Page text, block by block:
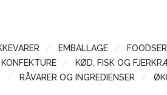
EMBALLAGE
KONFEKTURE KØD, FISK OG
RÅVARER OG INGREDIENSER